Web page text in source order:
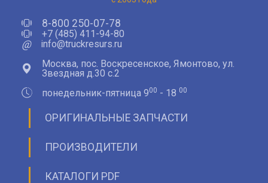
8-800 250-07-78
+7 (485) 411-94-80
@
info@truckresurs.ru
Москва, пос. Воскресенское, Ямонтово, ул.
Звездная д.30 с.2
понедельник-пятница 900 - 18 00
ОРИГИНАЛЬНЫЕ ЗАПЧАСТИ
ПРОИЗВОДИТЕЛИ
КАТАЛОГИ PDF